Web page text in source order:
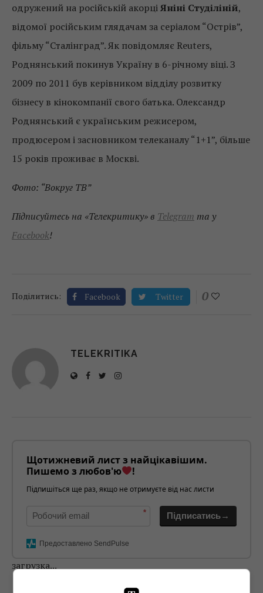
одружений на російській акорціЯніні Студіліній,
відомої російським глядачам за серіалом “Острів”,
фільму “Сталінград”. Як повідомляє Reuters,
Роднянський покинув Україну в 6-річному віці. З
2009 по 2011 був керівником відділу розвитку
бізнесу в кінокомпанії свого батька. Олександр
Роднянський є українським режисером,
продюсером і засновником телеканалу “1+1”, більше
15 років проживає в Москві.
Фото: “Вокруг ТВ”
Підписуйтесь на «Телекритику» в Telegram та у
Facebook!
Поділитись: Facebook Twitter 0
TELEKRITIKA
Щотижневий лист з найцікавішим.
Пишемо з любов'ю
!
Підпишіться ще раз, якщо не отримуєте від нас листи
* Підписатись→
Предоставлено SendPulse
загрузка...